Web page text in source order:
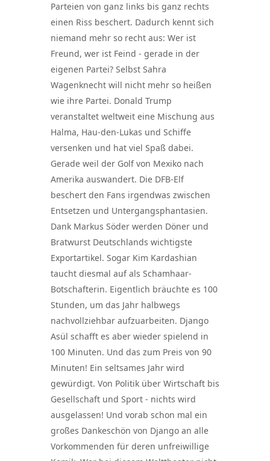
Parteien von ganz links bis ganz rechts
einen Riss beschert. Dadurch kennt sich
niemand mehr so recht aus: Wer ist
Freund, wer ist Feind - gerade in der
eigenen Partei? Selbst Sahra
Wagenknecht will nicht mehr so heißen
wie ihre Partei. Donald Trump
veranstaltet weltweit eine Mischung aus
Halma, Hau-den-Lukas und Schiffe
versenken und hat viel Spaß dabei.
Gerade weil der Golf von Mexiko nach
Amerika auswandert. Die DFB-Elf
beschert den Fans irgendwas zwischen
Entsetzen und Untergangsphantasien.
Dank Markus Söder werden Döner und
Bratwurst Deutschlands wichtigste
Exportartikel. Sogar Kim Kardashian
taucht diesmal auf als Schamhaar-
Botschafterin. Eigentlich bräuchte es 100
Stunden, um das Jahr halbwegs
nachvollziehbar aufzuarbeiten. Django
Asül schafft es aber wieder spielend in
100 Minuten. Und das zum Preis von 90
Minuten! Ein seltsames Jahr wird
gewürdigt. Von Politik über Wirtschaft bis
Gesellschaft und Sport - nichts wird
ausgelassen! Und vorab schon mal ein
großes Dankeschön von Django an alle
Vorkommenden für deren unfreiwillige